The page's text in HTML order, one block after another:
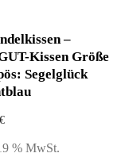
–
Kissen Größe
Segelglück
€
% MwSt.